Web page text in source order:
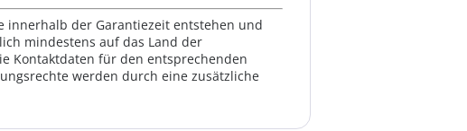
innerhalb der Garantiezeit entstehen und
mindestens auf das Land der
Kontaktdaten für den entsprechenden
werden durch eine zusätzliche